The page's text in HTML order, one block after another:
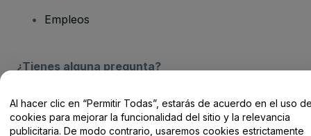
Empleos
¿Tienes alguna pregunta?
Centro de Ayuda / Contacto
Al hacer clic en “Permitir Todas”, estarás de acuerdo en el uso
cookies para mejorar la funcionalidad del sitio y la relevancia
publicitaria. De modo contrario, usaremos cookies estrictamente